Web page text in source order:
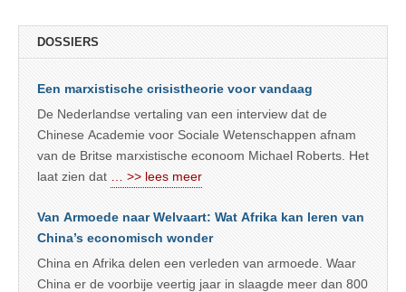
DOSSIERS
Een marxistische crisistheorie voor vandaag
De Nederlandse vertaling van een interview dat de
Chinese Academie voor Sociale Wetenschappen afnam
van de Britse marxistische econoom Michael Roberts. Het
laat zien dat
… >> lees meer
Van Armoede naar Welvaart: Wat Afrika kan leren van
China’s economisch wonder
China en Afrika delen een verleden van armoede. Waar
China er de voorbije veertig jaar in slaagde meer dan 800